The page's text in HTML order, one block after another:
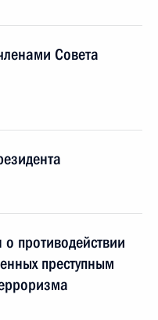
Совета
противодействии
преступным